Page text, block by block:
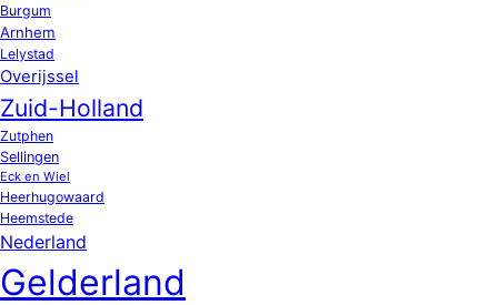
Burgum
Arnhem
Lelystad
Overijssel
Zuid-Holland
Zutphen
Sellingen
Eck en Wiel
Heerhugowaard
Heemstede
Nederland
Gelderland